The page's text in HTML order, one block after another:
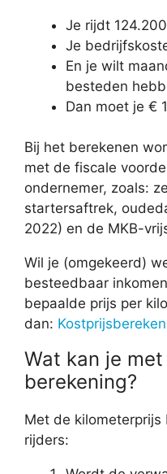
Je rijdt
Je
En je wilt
besteden
Dan moet je €
Bij het berekenen
met de fiscale
ondernemer, zoals:
startersaftrek,
2022) en de MKB-
Wil je (omgekeerd)
besteedbaar
bepaalde prijs per
dan:
Wat kan je
berekening?
Met de kilometerprijs
rijders: